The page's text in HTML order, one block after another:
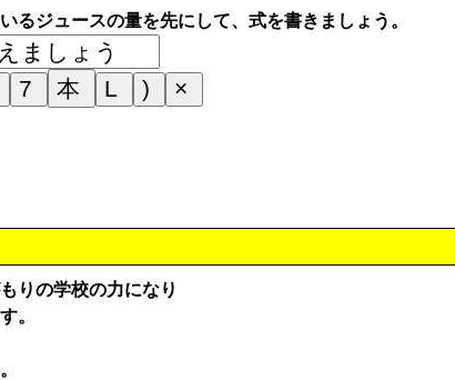
るジュースの量を先にして、式を書きましょう。
りの学校の力になり
。